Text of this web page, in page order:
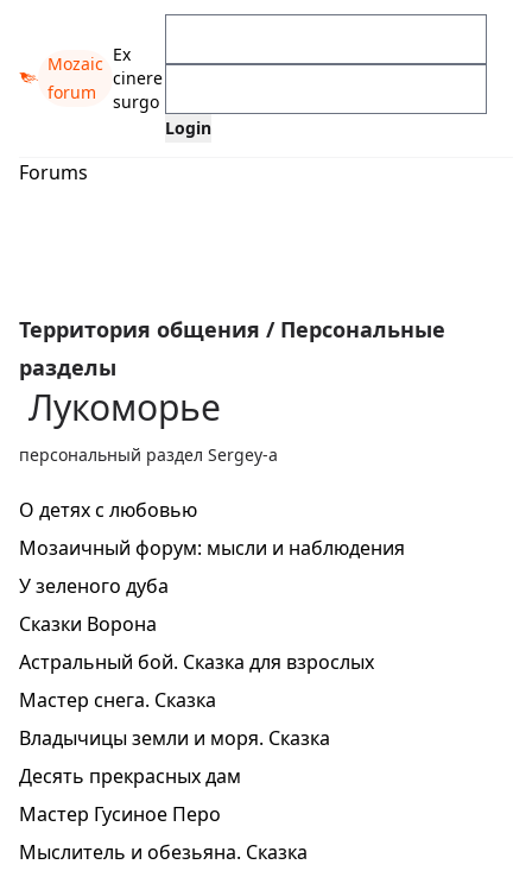
Mozaic
forum
Ex
cinere
surgo
Forums
Территория общения / Персональные
разделы
Лукоморье
персональный раздел Sergey-а
О детях с любовью
Мозаичный форум: мысли и наблюдения
У зеленого дуба
Сказки Ворона
Астральный бой. Сказка для взрослых
Мастер снега. Сказка
Владычицы земли и моря. Сказка
Десять прекрасных дам
Мастер Гусиное Перо
Мыслитель и обезьяна. Сказка